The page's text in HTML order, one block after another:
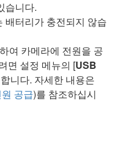
습니다.
배터리가 충전되지 않습
여 카메라에 전원을 공
면 설정 메뉴의 [USB
니다. 자세한 내용은
공급)를 참조하십시